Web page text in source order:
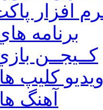
افزار
برنامه
كــيجــن
كليپ
آهنگ